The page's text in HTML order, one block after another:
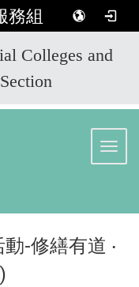
務組
Colleges and
-修繕有道 ‧